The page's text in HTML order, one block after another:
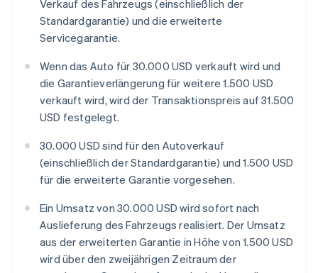
Verkauf des Fahrzeugs (einschließlich der
Standardgarantie) und die erweiterte
Servicegarantie.
Wenn das Auto für 30.000 USD verkauft wird und
die Garantieverlängerung für weitere 1.500 USD
verkauft wird, wird der Transaktionspreis auf 31.500
USD festgelegt.
30.000 USD sind für den Autoverkauf
(einschließlich der Standardgarantie) und 1.500 USD
für die erweiterte Garantie vorgesehen.
Ein Umsatz von 30.000 USD wird sofort nach
Auslieferung des Fahrzeugs realisiert. Der Umsatz
aus der erweiterten Garantie in Höhe von 1.500 USD
wird über den zweijährigen Zeitraum der